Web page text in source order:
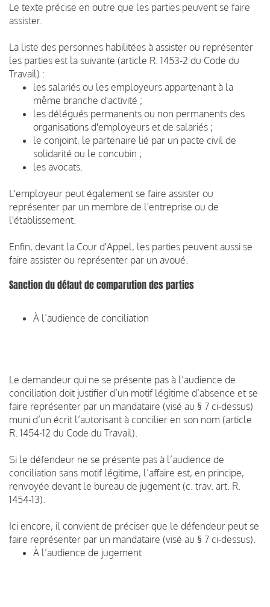
Le texte précise en outre que les parties peuvent se faire
assister.
La liste des personnes habilitées à assister ou représenter
les parties est la suivante (article R. 1453-2 du Code du
Travail) :
les salariés ou les employeurs appartenant à la
même branche d'activité ;
les délégués permanents ou non permanents des
organisations d'employeurs et de salariés ;
le conjoint, le partenaire lié par un pacte civil de
solidarité ou le concubin ;
les avocats.
L'employeur peut également se faire assister ou
représenter par un membre de l'entreprise ou de
l'établissement.
Enfin, devant la Cour d'Appel, les parties peuvent aussi se
faire assister ou représenter par un avoué.
Sanction du défaut de comparution des parties
À l’audience de conciliation
Le demandeur qui ne se présente pas à l’audience de
conciliation doit justifier d’un motif légitime d’absence et se
faire représenter par un mandataire (visé au § 7 ci-dessus)
muni d’un écrit l’autorisant à concilier en son nom (article
R. 1454-12 du Code du Travail).
Si le défendeur ne se présente pas à l’audience de
conciliation sans motif légitime, l’affaire est, en principe,
renvoyée devant le bureau de jugement (c. trav. art. R.
1454-13).
Ici encore, il convient de préciser que le défendeur peut se
faire représenter par un mandataire (visé au § 7 ci-dessus).
À l’audience de jugement